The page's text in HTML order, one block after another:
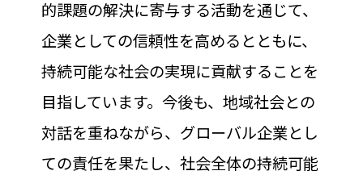
的課題の解決に寄与する活動を通じて、
企業としての信頼性を高めるとともに、
持続可能な社会の実現に貢献することを
目指しています。今後も、地域社会との
対話を重ねながら、グローバル企業とし
ての責任を果たし、社会全体の持続可能